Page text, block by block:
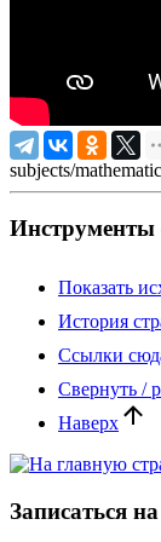
subjects/
Инструменты
Показать
История
Ссылки
Свернуть /
Наверх
Записаться